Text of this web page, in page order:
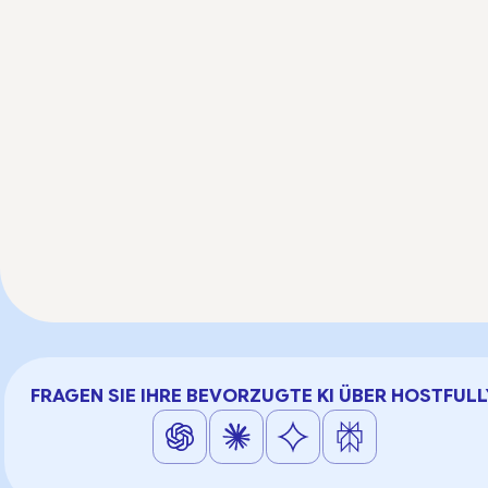
FRAGEN SIE IHRE BEVORZUGTE KI ÜBER